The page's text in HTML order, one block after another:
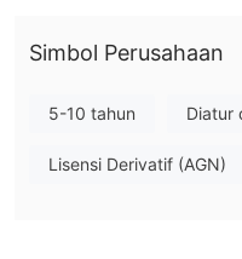
berjangka keuangan, dan
menjaga ketertiban pasar
dan penarikan dana multi-
Simbol Perusahaan
5-10 tahun Diatur
Lisensi Derivatif (AGN)